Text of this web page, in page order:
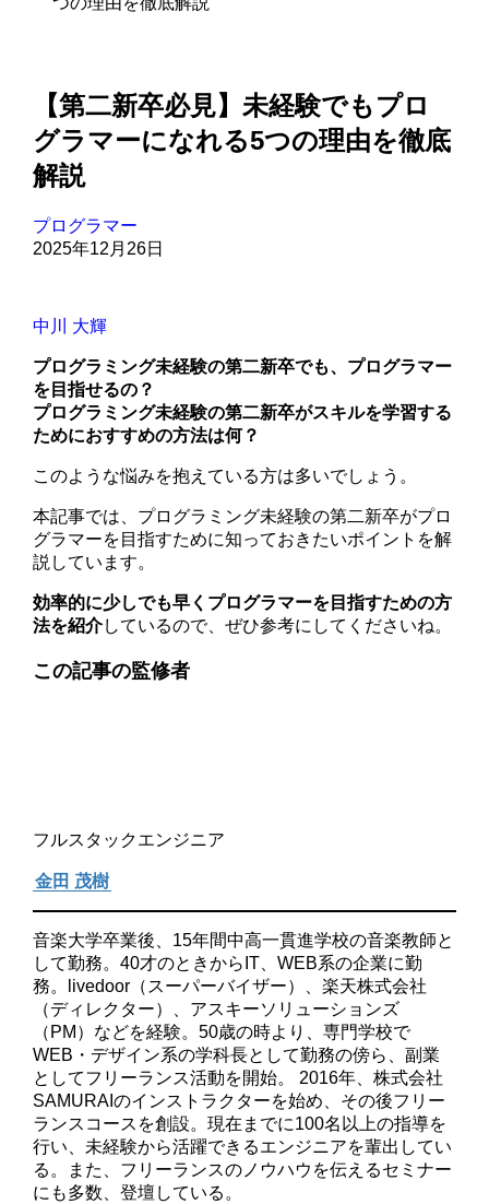
【第二新卒必見】未経験でもプロ
グラマーになれる5つの理由を徹底
解説
プログラマー
2025年12月26日
中川 大輝
プログラミング未経験の第二新卒でも、プログラマー
を目指せるの？
プログラミング未経験の第二新卒がスキルを学習する
ためにおすすめの方法は何？
このような悩みを抱えている方は多いでしょう。
本記事では、プログラミング未経験の第二新卒がプロ
グラマーを目指すために知っておきたいポイントを解
説しています。
効率的に少しでも早くプログラマーを目指すための方
法を紹介しているので、ぜひ参考にしてくださいね。
この記事の監修者
フルスタックエンジニア
金田 茂樹
音楽大学卒業後、15年間中高一貫進学校の音楽教師と
して勤務。40才のときからIT、WEB系の企業に勤
務。livedoor（スーパーバイザー）、楽天株式会社
（ディレクター）、アスキーソリューションズ
（PM）などを経験。50歳の時より、専門学校で
WEB・デザイン系の学科長として勤務の傍ら、副業
としてフリーランス活動を開始。 2016年、株式会社
SAMURAIのインストラクターを始め、その後フリー
ランスコースを創設。現在までに100名以上の指導を
行い、未経験から活躍できるエンジニアを輩出してい
る。また、フリーランスのノウハウを伝えるセミナー
にも多数、登壇している。